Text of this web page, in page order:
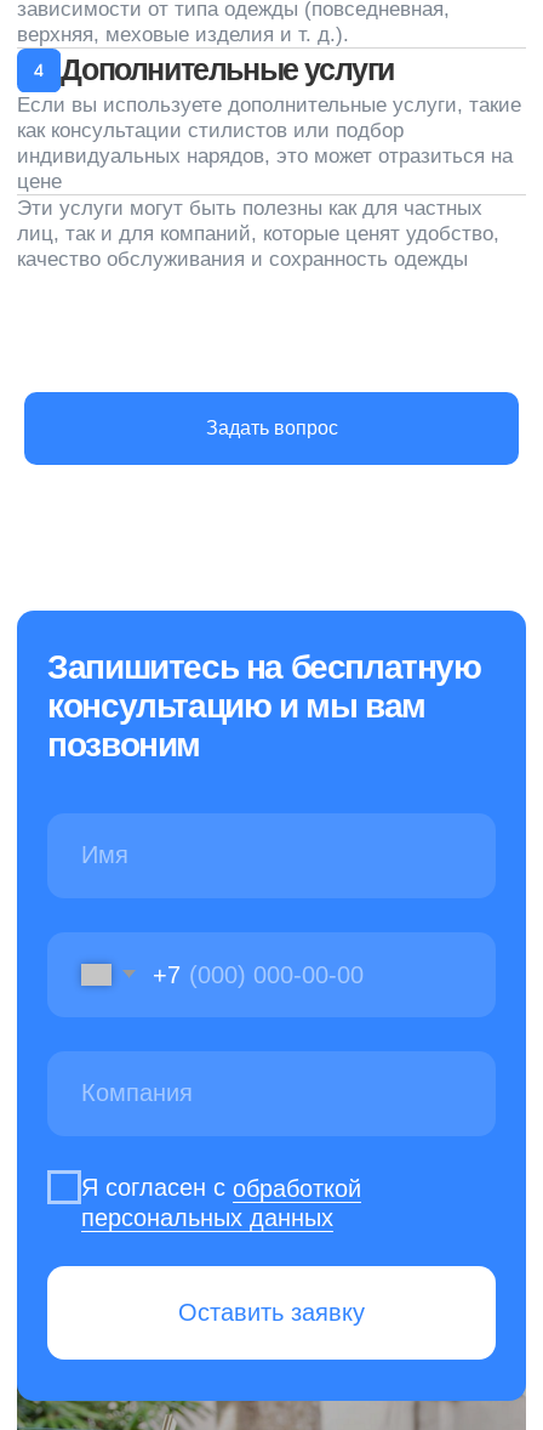
Задать вопрос
Вакансии
Контакты
Уборка коммерческих
помещений
Уборка территории
Мойка окон
Мойка фасадов
Гардеробное обслуживание
Химчистка ковролина
+7 (812) 241-14-13
Косыгина д.25, к3
ОГРН: 1177847254530
в борьбе за чистоту
Политика конфиденциальности
Создали и продвигаем сайт